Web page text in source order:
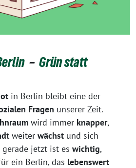
– Grün statt
in Berlin bleibt eine der
Fragen unserer Zeit.
wird immer knapper,
weiter wächstund sich
gerade jetzt ist es wichtig,
ein Berlin, das lebenswert